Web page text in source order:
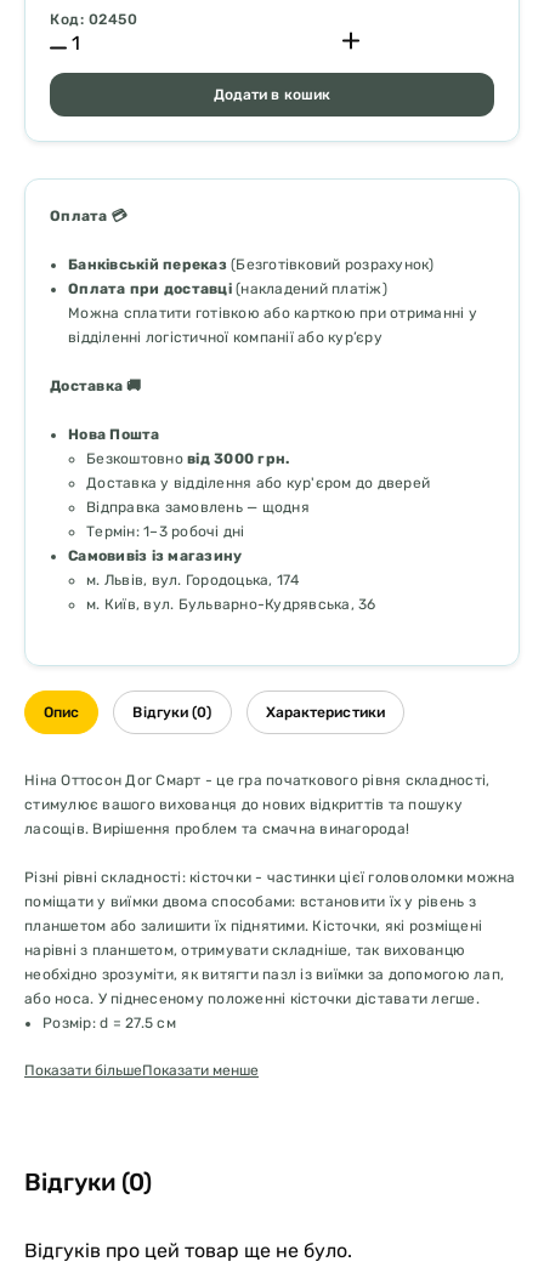
Код: 02450
Додати в кошик
Оплата 💳
Банківській переказ(Безготівковий розрахунок)
Оплата при доставці(накладений платіж)
Можна сплатити готівкою або карткою при отриманні у
відділенні логістичної компанії або кур’єру
Доставка 🚚
Нова Пошта
Безкоштовно від 3000 грн.
Доставка у відділення або кур'єром до дверей
Відправка замовлень — щодня
Термін: 1–3 робочі дні
Самовивіз із магазину
м. Львів, вул. Городоцька, 174
м. Київ, вул. Бульварно-Кудрявська, 36
Опис Відгуки (0) Характеристики
Ніна Оттосон Дог Смарт - це гра початкового рівня складності,
стимулює вашого вихованця до нових відкриттів та пошуку
ласощів. Вирішення проблем та смачна винагорода!
Різні рівні складності: кісточки - частинки цієї головоломки можна
поміщати у виїмки двома способами: встановити їх у рівень з
планшетом або залишити їх піднятими. Кісточки, які розміщені
нарівні з планшетом, отримувати складніше, так вихованцю
необхідно зрозуміти, як витягти пазл із виїмки за допомогою лап,
або носа. У піднесеному положенні кісточки діставати легше.
Розмір: d = 27.5 см
спосіб побалувати або нагодувати вихованця, адже у виїмку
схованки для ласощів, ця нескладна розвага допоможе
відкрити вихованцю захоплюючий світ більш складних
Як грати: покладіть ласощі, або гранули улюбленого корму у
виїмки на основній панелі і накрийте кісточками. Чим більше
Показати більшеПоказати менше
Відгуки (0)
Відгуків про цей товар ще не було.